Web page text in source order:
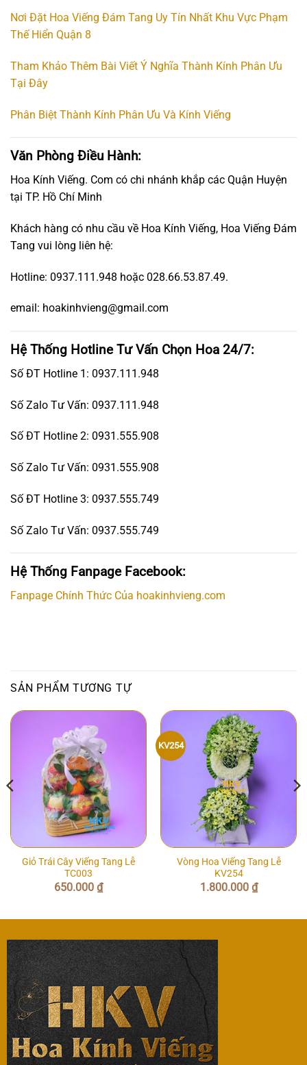
Nơi Đặt Hoa Viếng Đám Tang Uy Tín Nhất Khu Vực Phạm
Thế Hiển Quận 8
Tham Khảo Thêm Bài Viết Ý Nghĩa Thành Kính Phân Ưu
Tại Đây
Phân Biệt Thành Kính Phân Ưu Và Kính Viếng
Văn Phòng Điều Hành:
Hoa Kính Viếng. Com có chi nhánh khắp các Quận Huyện
tại TP. Hồ Chí Minh
Khách hàng có nhu cầu về Hoa Kính Viếng, Hoa Viếng Đám
Tang vui lòng liên hệ:
Hotline: 0937.111.948 hoặc 028.66.53.87.49.
email: hoakinhvieng@gmail.com
Hệ Thống Hotline Tư Vấn Chọn Hoa 24/7:
Số ĐT Hotline 1: 0937.111.948
Số Zalo Tư Vấn: 0937.111.948
Số ĐT Hotline 2: 0931.555.908
Số Zalo Tư Vấn: 0931.555.908
Số ĐT Hotline 3: 0937.555.749
Số Zalo Tư Vấn: 0937.555.749
Hệ Thống Fanpage Facebook:
Fanpage Chính Thức Của hoakinhvieng.com
SẢN PHẨM TƯƠNG TỰ
Giỏ Trái Cây Viếng Tang Lễ
TC003
650.000 ₫
KV254
Vòng Hoa Viếng Tang Lễ
KV254
1.800.000 ₫